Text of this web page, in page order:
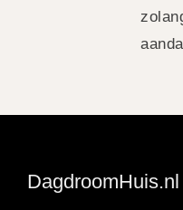
DagdroomHuis.nl